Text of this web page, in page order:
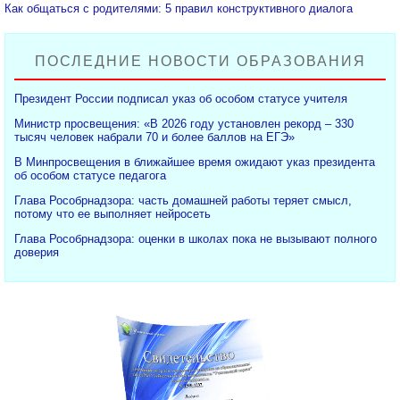
Как общаться с родителями: 5 правил конструктивного диалога
ПОСЛЕДНИЕ НОВОСТИ ОБРАЗОВАНИЯ
Президент России подписал указ об особом статусе учителя
Министр просвещения: «В 2026 году установлен рекорд – 330
тысяч человек набрали 70 и более баллов на ЕГЭ»
В Минпросвещения в ближайшее время ожидают указ президента
об особом статусе педагога
Глава Рособрнадзора: часть домашней работы теряет смысл,
потому что ее выполняет нейросеть
Глава Рособрнадзора: оценки в школах пока не вызывают полного
доверия